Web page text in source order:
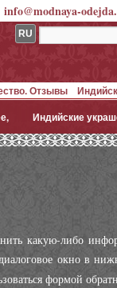
info@modnaya-
RU
Отзывы
Индийские
какую-либо
окно в
формой